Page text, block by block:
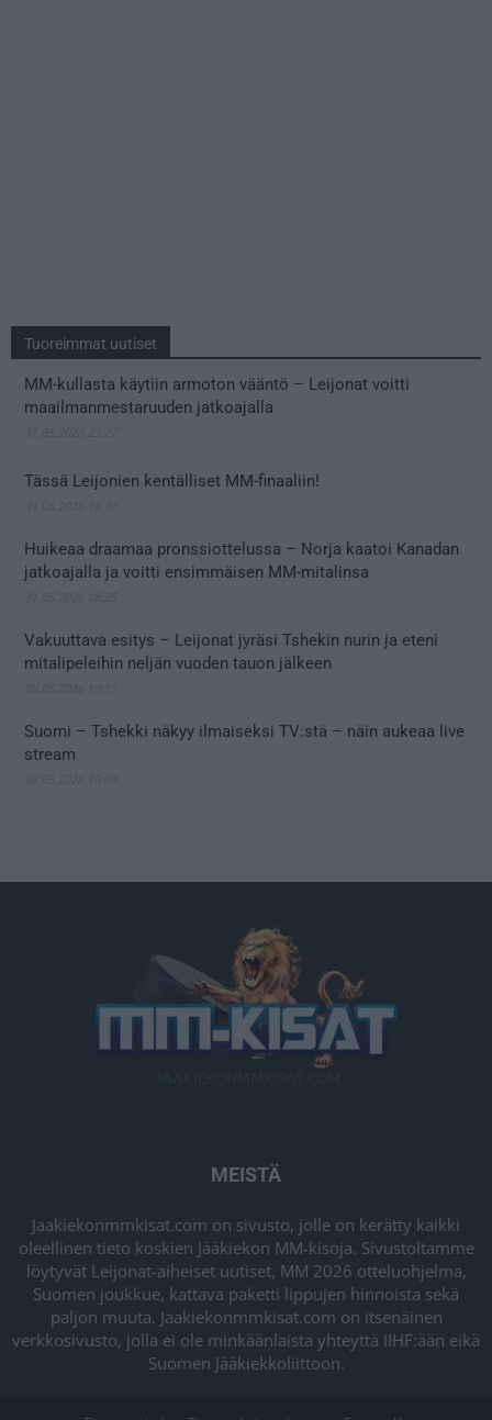
Tuoreimmat uutiset
MM-kullasta käytiin armoton vääntö – Leijonat voitti
maailmanmestaruuden jatkoajalla
Tässä Leijonien kentälliset MM-finaaliin!
Huikeaa draamaa pronssiottelussa – Norja kaatoi Kanadan
jatkoajalla ja voitti ensimmäisen MM-mitalinsa
Vakuuttava esitys – Leijonat jyräsi Tshekin nurin ja eteni
mitalipeleihin neljän vuoden tauon jälkeen
Suomi – Tshekki näkyy ilmaiseksi TV:stä – näin aukeaa live
stream
MEISTÄ
Jaakiekonmmkisat.com on sivusto, jolle on kerätty kaikki
oleellinen tieto koskien Jääkiekon MM-kisoja. Sivustoltamme
löytyvät Leijonat-aiheiset uutiset, MM 2026 otteluohjelma,
Suomen joukkue, kattava paketti lippujen hinnoista sekä
paljon muuta. Jaakiekonmmkisat.com on itsenäinen
verkkosivusto, jolla ei ole minkäänlaista yhteyttä IIHF:ään eikä
Suomen Jääkiekkoliittoon.